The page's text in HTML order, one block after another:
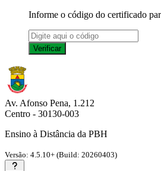
Informe o código do certificado
Av. Afonso Pena, 1.212
Centro - 30130-003
Ensino à Distância da PBH
Versão: 4.5.10+ (Build: 20260403)